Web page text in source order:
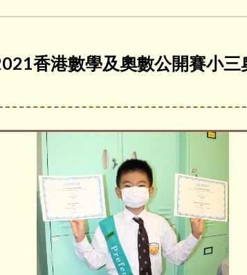
香港數學及奧數公開賽小三